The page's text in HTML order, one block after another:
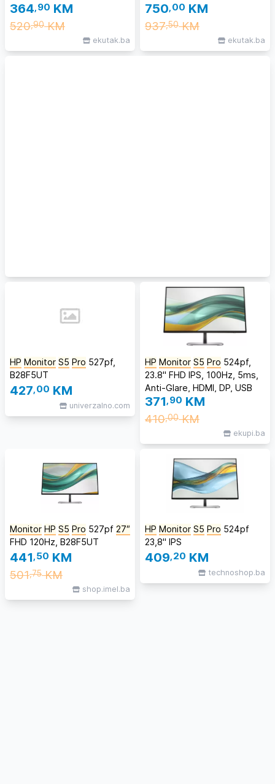
364,90 KM
520,90KM
ekutak.ba
750,00 KM
937,50KM
ekutak.ba
HP Monitor S5 Pro 527pf,
B28F5UT
427,00 KM
univerzalno.com
HP Monitor S5 Pro 524pf,
23.8" FHD IPS, 100Hz, 5ms,
Anti-Glare, HDMI, DP, USB
Hub, VESA
371,90 KM
410,00KM
ekupi.ba
Monitor HP S5 Pro 527pf 27″
FHD 120Hz, B28F5UT
441,50 KM
501,75KM
shop.imel.ba
HP Monitor S5 Pro 524pf
23,8" IPS
409,20 KM
technoshop.ba